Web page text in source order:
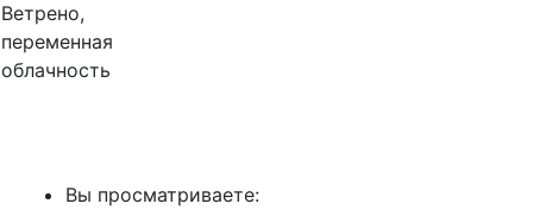
Ветрено,
переменная
облачность
Вы просматриваете: